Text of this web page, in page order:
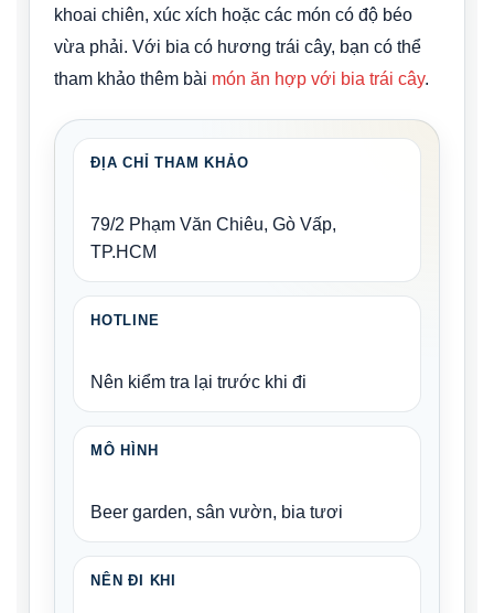
khoai chiên, xúc xích hoặc các món có độ béo
vừa phải. Với bia có hương trái cây, bạn có thể
tham khảo thêm bài món ăn hợp với bia trái cây.
ĐỊA CHỈ THAM KHẢO
79/2 Phạm Văn Chiêu, Gò Vấp,
TP.HCM
HOTLINE
Nên kiểm tra lại trước khi đi
MÔ HÌNH
Beer garden, sân vườn, bia tươi
NÊN ĐI KHI